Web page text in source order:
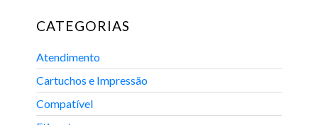
CATEGORIAS
Atendimento
Cartuchos e Impressão
Compatível